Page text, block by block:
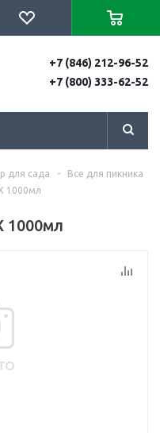
+7 (846) 212-96-52
+7 (800) 333-62-52
для сада -
Все для пикника
1000мл
1000мл